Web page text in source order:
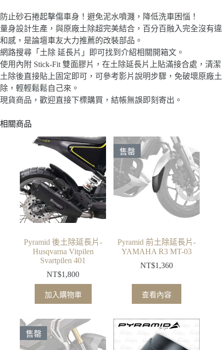
防止砂石捲起擊傷車身！避免泥水噴濺，降低洗車困惱！
量身設計生產，與原廠土除超完美結合，百分百融入完全沒有違
和感，是論壇車友大力推薦的改裝部品。
網路搜尋「土除 延長片」即可找到介紹相關開箱文。
使用內附 Stick-Fit 雙面膠片，在土除延長片上貼滿接合處，清潔
土除後直接貼上固定即可，可參考影片說明步驟，免破壞原廠土
除，輕輕鬆鬆自己來。
現貨商品，歡迎直接下標購買，結帳無誤即刻寄出。
相關商品
Pyramid 後土除延長片-
Husqvarna Vitpilen
Svartpilen 401
NT$1,800
加入購物車
售罄
Pyramid 前土除延長片-
YAMAHA R3 MT-03
NT$1,360
查看內容
售罄